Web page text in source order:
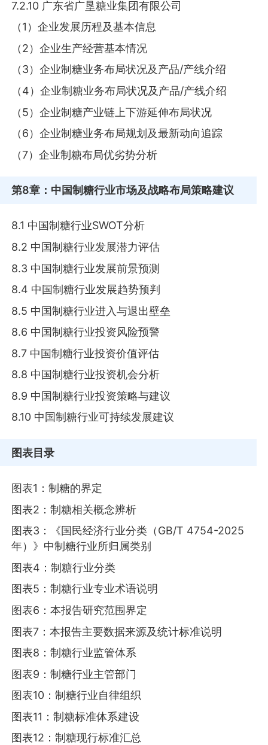
7.2.10 广东省广垦糖业集团有限公司
（1）企业发展历程及基本信息
（2）企业生产经营基本情况
（3）企业制糖业务布局状况及产品/产线介绍
（4）企业制糖业务布局状况及产品/产线介绍
（5）企业制糖产业链上下游延伸布局状况
（6）企业制糖业务布局规划及最新动向追踪
（7）企业制糖布局优劣势分析
第8章 ：中国制糖行业市场及战略布局策略建议
8.1 中国制糖行业SWOT分析
8.2 中国制糖行业发展潜力评估
8.3 中国制糖行业发展前景预测
8.4 中国制糖行业发展趋势预判
8.5 中国制糖行业进入与退出壁垒
8.6 中国制糖行业投资风险预警
8.7 中国制糖行业投资价值评估
8.8 中国制糖行业投资机会分析
8.9 中国制糖行业投资策略与建议
8.10 中国制糖行业可持续发展建议
图表目录
图表1：制糖的界定
图表2：制糖相关概念辨析
图表3：《国民经济行业分类（GB/T 4754-2025
年）》中制糖行业所归属类别
图表4：制糖行业分类
图表5：制糖行业专业术语说明
图表6：本报告研究范围界定
图表7：本报告主要数据来源及统计标准说明
图表8：制糖行业监管体系
图表9：制糖行业主管部门
图表10：制糖行业自律组织
图表11：制糖标准体系建设
图表12：制糖现行标准汇总